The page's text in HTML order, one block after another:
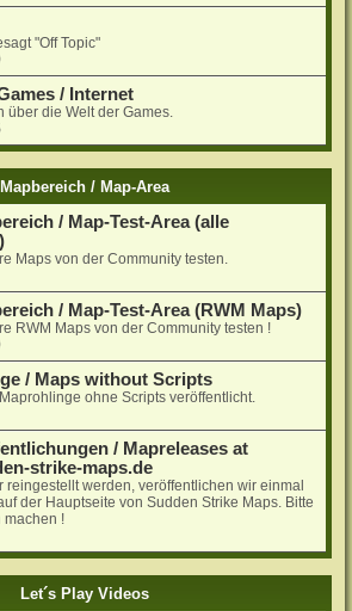
"Off Topic"
/ Internet
über die Welt der Games.
Mapbereich / Map-Area
/ Map-Test-Area (alle
Maps von der Community testen.
/ Map-Test-Area (RWM Maps)
RWM Maps von der Community testen !
/ Maps without Scripts
ohne Scripts veröffentlicht.
/ Mapreleases at
strike-maps.de
reingestellt werden, veröffentlichen wir einmal
der Hauptseite von Sudden Strike Maps. Bitte
machen !
Let´s Play Videos